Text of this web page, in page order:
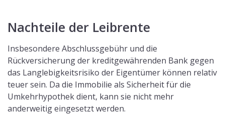
Nachteile der Leibrente
Insbesondere Abschlussgebühr und die
Rückversicherung der kreditgewährenden Bank gegen
das Langlebigkeitsrisiko der Eigentümer können relativ
teuer sein. Da die Immobilie als Sicherheit für die
Umkehrhypothek dient, kann sie nicht mehr
anderweitig eingesetzt werden.